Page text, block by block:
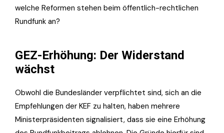
welche Reformen stehen beim öffentlich-rechtlichen
Rundfunk an?
GEZ-Erhöhung: Der Widerstand
wächst
Obwohl die Bundesländer verpflichtet sind, sich an die
Empfehlungen der KEF zu halten, haben mehrere
Ministerpräsidenten signalisiert, dass sie eine Erhöhung